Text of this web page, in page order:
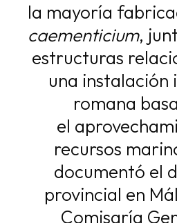
la mayoría
caementicium,
estructuras
una instalación
romana
el
recursos
documentó el
provincial en
Comisaría